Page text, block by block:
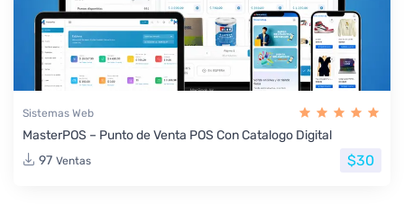
Sistemas Web
MasterPOS – Punto de Venta POS Con Catalogo Digital
97 Ventas $30